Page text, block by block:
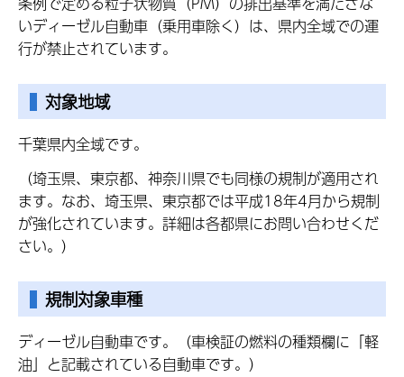
いディーゼル自動車（乗用車除く）は、県内全域での運
行が禁止されています。
対象地域
千葉県内全域です。
（埼玉県、東京都、神奈川県でも同様の規制が適用され
ます。なお、埼玉県、東京都では平成18年4月から規制
が強化されています。詳細は各都県にお問い合わせくだ
さい。）
規制対象車種
ディーゼル自動車です。（車検証の燃料の種類欄に「軽
油」と記載されている自動車です。）